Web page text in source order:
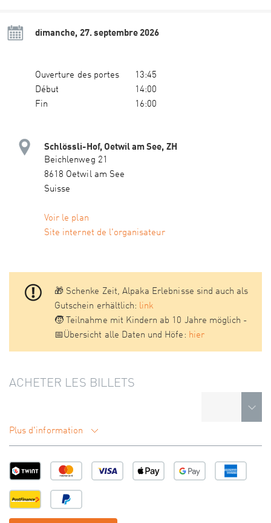
dimanche, 27. septembre 2026
Ouverture des portes
13:45
Début
14:00
Fin
16:00
Schlössli-Hof, Oetwil am See, ZH
Beichlenweg 21
8618 Oetwil am See
Suisse
Voir le plan
Site internet de l'organisateur
🎁 Schenke Zeit, Alpaka Erlebnisse sind auch als
Gutschein erhältlich: link
🧒 Teilnahme mit Kindern ab 10 Jahre möglich -
📅Übersicht alle Daten und Höfe: hier
ACHETER LES BILLETS
Plus d'information